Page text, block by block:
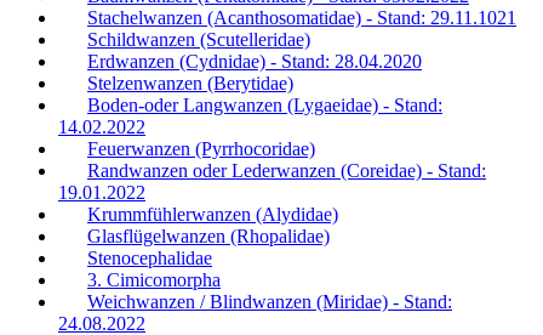
Stachelwanzen (Acanthosomatidae) - Stand: 29.11.1021
Schildwanzen (Scutelleridae)
Erdwanzen (Cydnidae) - Stand: 28.04.2020
Stelzenwanzen (Berytidae)
Boden-oder Langwanzen (Lygaeidae) - Stand:
14.02.2022
Feuerwanzen (Pyrrhocoridae)
Randwanzen oder Lederwanzen (Coreidae) - Stand:
19.01.2022
Krummfühlerwanzen (Alydidae)
Glasflügelwanzen (Rhopalidae)
Stenocephalidae
3. Cimicomorpha
Weichwanzen / Blindwanzen (Miridae) - Stand:
24.08.2022